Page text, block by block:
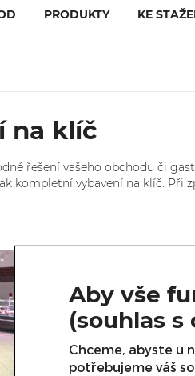
PRODUKTY KE
na klíč
řešení vašeho obchodu či
kompletní vybavení na klíč.
Aby vše
(souhlas s
Chceme, abyste u
potřebujeme váš